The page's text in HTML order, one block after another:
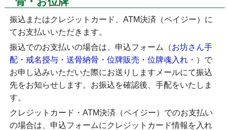
振込またはクレジットカード、ATM決済（ペイジー）に
てお支払いいただきます。
振込でのお支払いの場合は、申込フォーム（お坊さん手
配 ・戒名授与 ・送骨納骨 ・位牌販売 ・位牌魂入れ ・ ）で
お申し込みいただいた際にお送りしますメールにて振込
先をお知らせします。お振込を確認後、手配をいたしま
す。
クレジットカード・ATM決済（ペイジー）でのお支払い
の場合は、申込フォームにクレジットカード情報を入れ